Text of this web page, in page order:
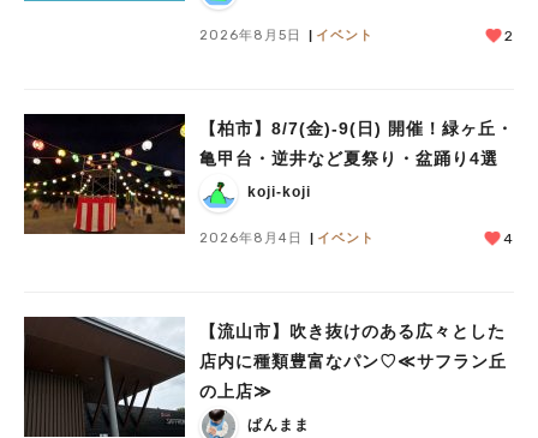
2026年8月5日 イベント 2
【柏市】8/7(金)‐9(日) 開催！緑ヶ丘・
亀甲台・逆井など夏祭り・盆踊り4選
koji-koji
2026年8月4日 イベント 4
【流山市】吹き抜けのある広々とした
店内に種類豊富なパン♡≪サフラン丘
の上店≫
ぱんまま